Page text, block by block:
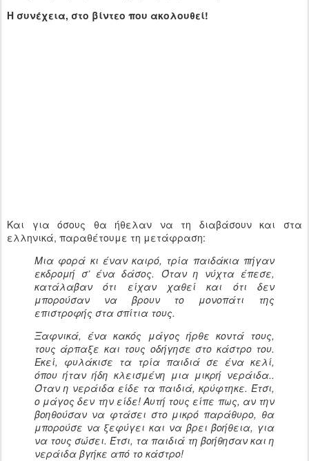
Η συνέχεια, στο βίντεο που ακολουθεί!
Και για όσους θα ήθελαν να τη διαβάσουν και στα
ελληνικά, παραθέτουμε τη μετάφραση:
Μια φορά κι έναν καιρό, τρία παιδάκια πήγαν
εκδρομή σ’ ένα δάσος. Όταν η νύχτα έπεσε,
κατάλαβαν ότι είχαν χαθεί και ότι δεν
μπορούσαν να βρουν το μονοπάτι της
επιστροφής στα σπίτια τους.
Ξαφνικά, ένα κακός μάγος ήρθε κοντά τους,
τους άρπαξε και τους οδήγησε στο κάστρο του.
Εκεί, φυλάκισε τα τρία παιδιά σε ένα κελί,
όπου ήταν ήδη κλεισμένη μια μικρή νεράιδα..
Όταν η νεράιδα είδε τα παιδιά, κρύφτηκε. Έτσι,
ο μάγος δεν την είδε! Αυτή τους είπε πως, αν την
βοηθούσαν να φτάσει στο μικρό παράθυρο, θα
μπορούσε να ξεφύγει και να βρει βοήθεια, για
να τους σώσει. Έτσι, τα παιδιά τη βοήθησαν και η
νεράιδα βγήκε από το κάστρο!